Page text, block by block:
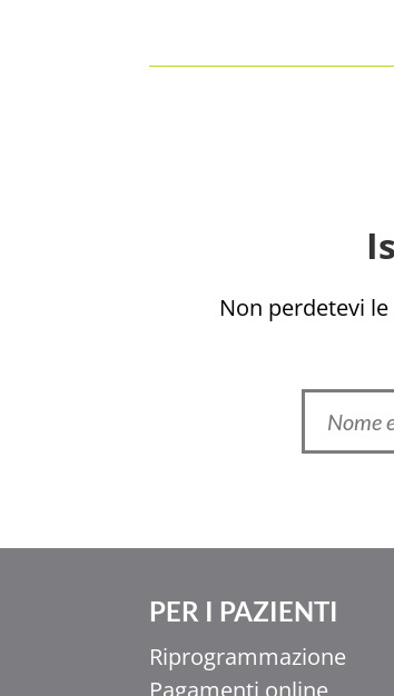
Non perdetevi
PER I PAZIENTI
Riprogrammazione
Pagamenti online
Ελληνικά